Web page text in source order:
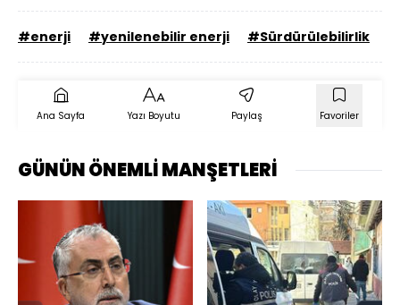
#enerji #yenilenebilir enerji #Sürdürülebilirlik
Ana Sayfa Yazı Boyutu Paylaş Favoriler
GÜNÜN ÖNEMLİ MANŞETLERİ